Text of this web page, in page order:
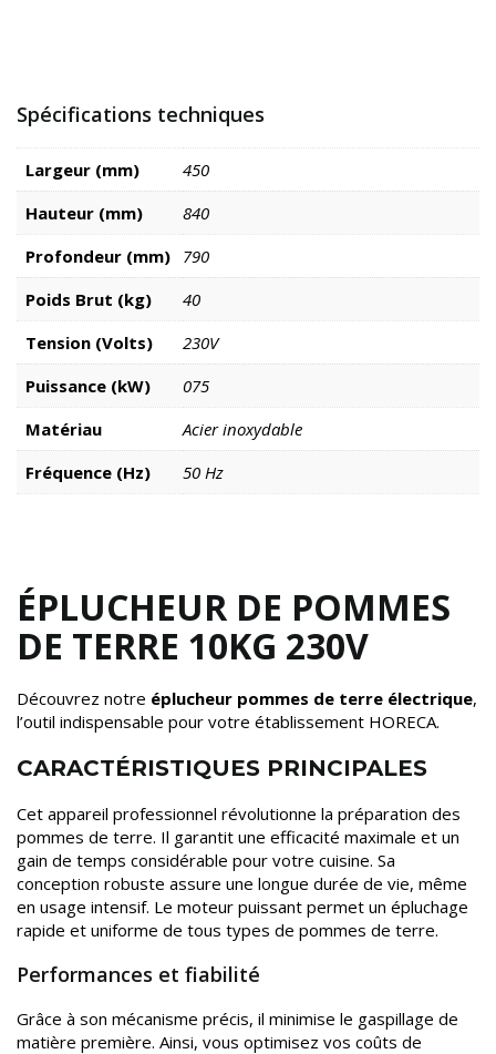
Spécifications techniques
Largeur (mm)
450
Hauteur (mm)
840
Profondeur (mm) 790
Poids Brut (kg)
40
Tension (Volts)
230V
Puissance (kW)
075
Matériau
Acier inoxydable
Fréquence (Hz)
50 Hz
ÉPLUCHEUR DE POMMES
DE TERRE 10KG 230V
Découvrez notre éplucheur pommes de terre électrique,
l’outil indispensable pour votre établissement HORECA.
CARACTÉRISTIQUES PRINCIPALES
Cet appareil professionnel révolutionne la préparation des
pommes de terre. Il garantit une efficacité maximale et un
gain de temps considérable pour votre cuisine. Sa
conception robuste assure une longue durée de vie, même
en usage intensif. Le moteur puissant permet un épluchage
rapide et uniforme de tous types de pommes de terre.
Performances et fiabilité
Grâce à son mécanisme précis, il minimise le gaspillage de
matière première. Ainsi, vous optimisez vos coûts de